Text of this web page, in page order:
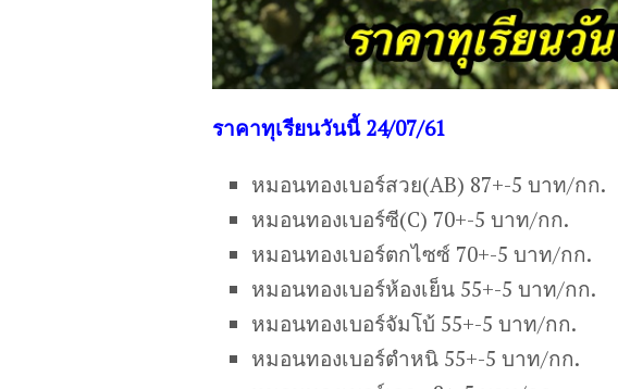
ราคาทุเรียนวันนี้ 24/07/61
หมอนทองเบอร์สวย(AB) 87+-5 บาท/กก.
หมอนทองเบอร์ซี(C) 70+-5 บาท/กก.
หมอนทองเบอร์ตกไซซ์ 70+-5 บาท/กก.
หมอนทองเบอร์ห้องเย็น 55+-5 บาท/กก.
หมอนทองเบอร์จัมโบ้ 55+-5 บาท/กก.
หมอนทองเบอร์ตำหนิ 55+-5 บาท/กก.